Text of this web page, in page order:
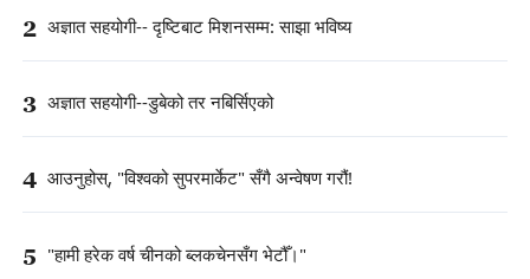
2 अज्ञात सहयोगी-- दृष्टिबाट मिशनसम्म: साझा भविष्य
3 अज्ञात सहयोगी--डुबेको तर नबिर्सिएको
4 आउनुहोस्, "विश्वको सुपरमार्केट" सँगै अन्वेषण गरौं!
5 "हामी हरेक वर्ष चीनको ब्लकचेनसँग भेटौँ।"